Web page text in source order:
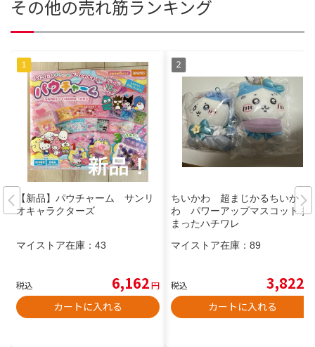
その他の売れ筋ランキング
【新品】パウチャーム サンリ
オキャラクターズ
マイストア在庫： 43
税込 6,162円
カートに入れる
ちいかわ 超まじかるちいか
わ パワーアップマスコット 捕
まったハチワレ
マイストア在庫： 89
税込 3,822
カートに入れる